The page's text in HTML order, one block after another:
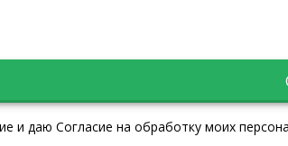
и даю Согласие на обработку моих